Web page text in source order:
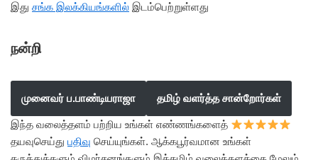
இது சங்க இலக்கியங்களில் இடம்பெற்றுள்ளது
நன்றி
முனைவர் ப.பாண்டியராஜா தமிழ் வளர்த்த சான்றோர்கள்
இந்த வலைத்தளம் பற்றிய உங்கள் எண்ணங்களைத்
தயவுசெய்து பதிவு செய்யுங்கள். ஆக்கபூர்வமான உங்கள்